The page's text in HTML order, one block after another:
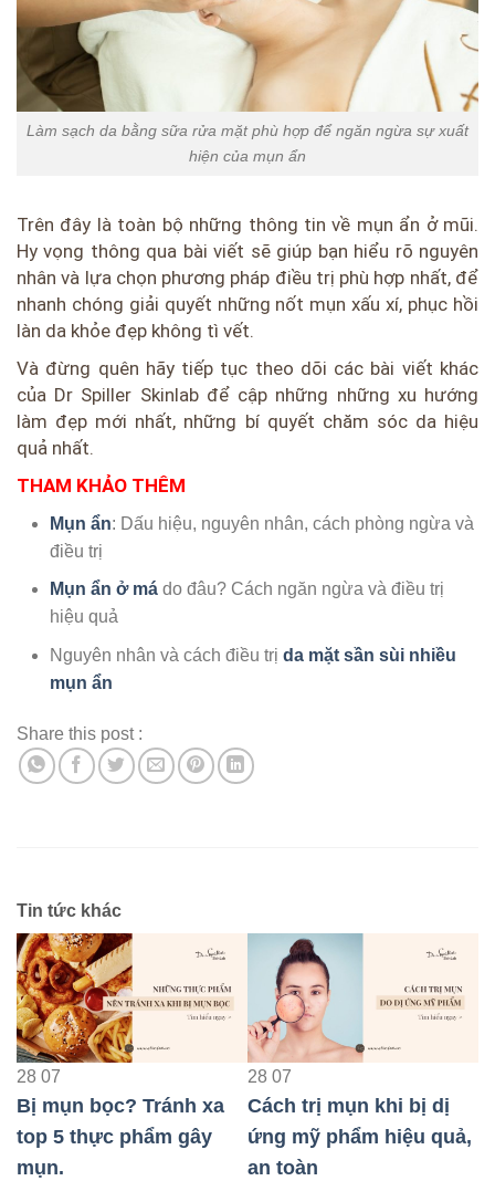
Làm sạch da bằng sữa rửa mặt phù hợp để ngăn ngừa sự xuất
hiện của mụn ẩn
Trên đây là toàn bộ những thông tin về mụn ẩn ở mũi.
Hy vọng thông qua bài viết sẽ giúp bạn hiểu rõ nguyên
nhân và lựa chọn phương pháp điều trị phù hợp nhất, để
nhanh chóng giải quyết những nốt mụn xấu xí, phục hồi
làn da khỏe đẹp không tì vết.
Và đừng quên hãy tiếp tục theo dõi các bài viết khác
của Dr Spiller Skinlab để cập những những xu hướng
làm đẹp mới nhất, những bí quyết chăm sóc da hiệu
quả nhất.
THAM KHẢO THÊM
Mụn ẩn: Dấu hiệu, nguyên nhân, cách phòng ngừa và
điều trị
Mụn ẩn ở má do đâu? Cách ngăn ngừa và điều trị
hiệu quả
Nguyên nhân và cách điều trị da mặt sần sùi nhiều
mụn ẩn
Share this post :
Tin tức khác
28 07
Bị mụn bọc? Tránh xa
top 5 thực phẩm gây
mụn.
28 07
Cách trị mụn khi bị dị
ứng mỹ phẩm hiệu quả,
an toàn